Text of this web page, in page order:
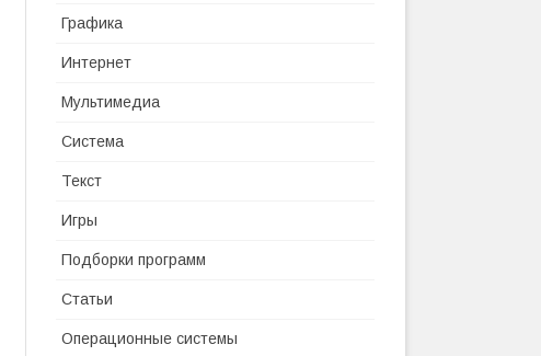
Графика
Интернет
Мультимедиа
Система
Текст
Игры
Подборки программ
Статьи
Операционные системы